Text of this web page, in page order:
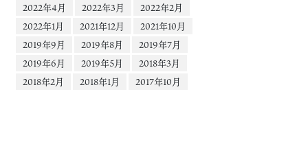
2022年4月
2022年3月
2022年2月
2022年1月
2021年12月
2021年10月
2019年9月
2019年8月
2019年7月
2019年6月
2019年5月
2018年3月
2018年2月
2018年1月 2017年10月